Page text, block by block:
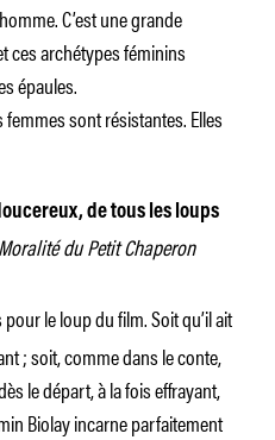
C’est une grande
ces archétypes féminins
épaules.
femmes sont résistantes. Elles
de tous les loups
Moralité du Petit Chaperon
le loup du film. Soit qu’il ait
; soit, comme dans le conte,
le départ, à la fois effrayant,
Biolay incarne parfaitement